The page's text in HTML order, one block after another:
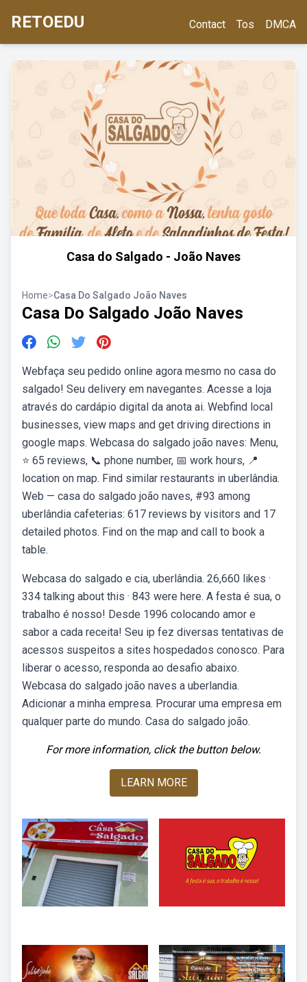
RETOEDU Contact Tos DMCA
Casa do Salgado - João Naves
Home>Casa Do Salgado João Naves
Casa Do Salgado João Naves
Webfaça seu pedido online agora mesmo no casa do
salgado! Seu delivery em navegantes. Acesse a loja
através do cardápio digital da anota ai. Webfind local
businesses, view maps and get driving directions in
google maps. Webcasa do salgado joão naves: Menu,
⭐ 65 reviews, 📞 phone number, 📅 work hours, 📍
location on map. Find similar restaurants in uberlândia.
Web — casa do salgado joão naves, #93 among
uberlândia cafeterias: 617 reviews by visitors and 17
detailed photos. Find on the map and call to book a
table.
Webcasa do salgado e cia, uberlândia. 26,660 likes ·
334 talking about this · 843 were here. A festa é sua, o
trabalho é nosso! Desde 1996 colocando amor e
sabor a cada receita! Seu ip fez diversas tentativas de
acessos suspeitos a sites hospedados conosco. Para
liberar o acesso, responda ao desafio abaixo.
Webcasa do salgado joão naves a uberlandia.
Adicionar a minha empresa. Procurar uma empresa em
qualquer parte do mundo. Casa do salgado joão.
For more information, click the button below.
LEARN MORE